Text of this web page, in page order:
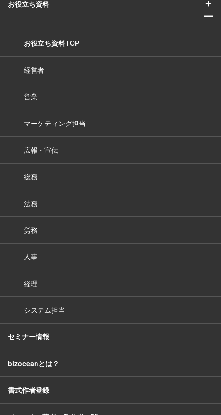
お役立ち資料
＋
ー
お役立ち資料TOP
経営者
営業
マーケティング担当
広報・宣伝
総務
法務
労務
人事
経理
システム担当
セミナー情報
bizoceanとは？
書式作者登録